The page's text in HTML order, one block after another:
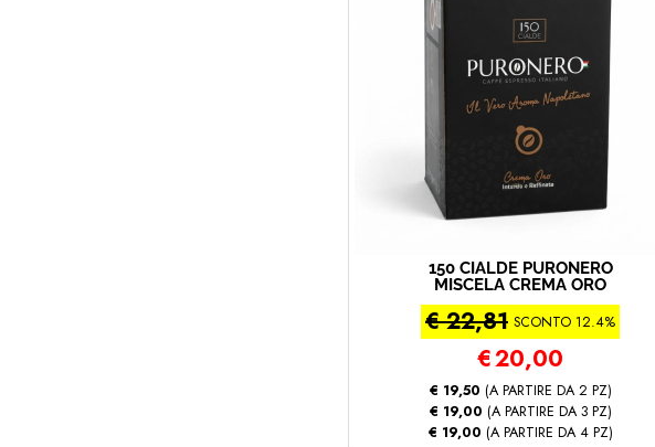
150 CIALDE PURONERO
MISCELA CREMA ORO
(150 - Miscela Crema
Oro)
€ 22,81 SCONTO 12.4%
€20,00
€ 19,50 (A PARTIRE DA 2 PZ)
€ 19,00 (A PARTIRE DA 3 PZ)
€ 19,00 (A PARTIRE DA 4 PZ)